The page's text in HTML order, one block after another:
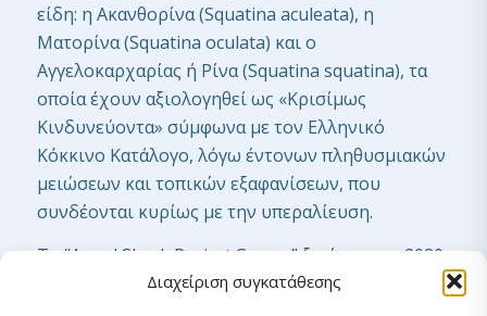
Διαχείριση συγκατάθεσης
είδη: η Ακανθορίνα (Squatina aculeata), η
Ματορίνα (Squatina oculata) και ο
Αγγελοκαρχαρίας ή Ρίνα (Squatina squatina), τα
οποία έχουν αξιολογηθεί ως «Κρισίμως
Κινδυνεύοντα» σύμφωνα με τον Ελληνικό
Κόκκινο Κατάλογο, λόγω έντονων πληθυσμιακών
μειώσεων και τοπικών εξαφανίσεων, που
συνδέονται κυρίως με την υπεραλίευση.
Το “Angel Shark Project:Greece” ξεκίνησε το 2020
ως συνεργατική πρωτοβουλία με επικεφαλής την